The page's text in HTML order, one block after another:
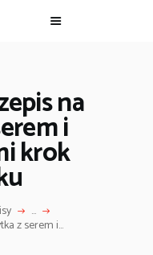
na
i
krok
...
z serem i...